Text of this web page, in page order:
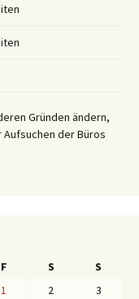
Gründen ändern,
der Büros
F S
S
1
2
3